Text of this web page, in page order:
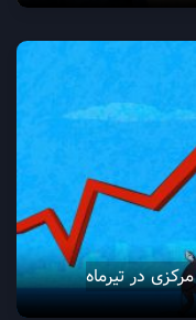
در تیرماه